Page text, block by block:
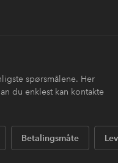
spørsmålene. Her
du enklest kan kontakte
Betalingsmåte